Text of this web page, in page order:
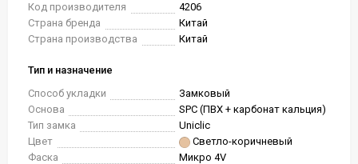
Код производителя
4206
Страна бренда
Китай
Страна производства
Китай
Тип и назначение
Способ укладки
Замковый
Основа
SPC (ПВХ + карбонат кальция)
Тип замка
Uniclic
Цвет
Светло-коричневый
Фаска
Микро 4V